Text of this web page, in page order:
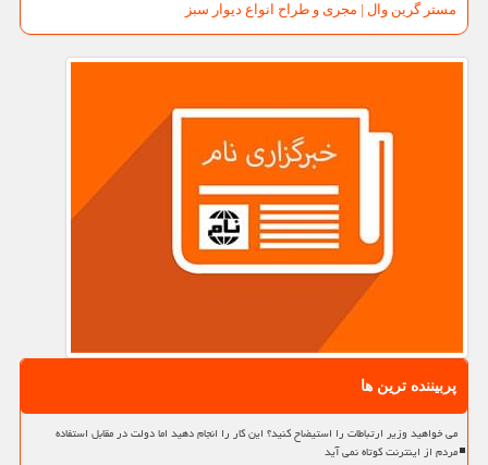
مستر گرین وال | مجری و طراح انواع دیوار سبز
پربیننده ترین ها
می خواهید وزیر ارتباطات را استیضاح کنید؟ این کار را انجام دهید اما دولت در مقابل استفاده
مردم از اینترنت کوتاه نمی آید